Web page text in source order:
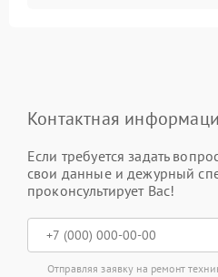
Контактная
Если требуется задать
свои данные и дежурный
проконсультирует Вас!
Отправляя заявку на ремонт